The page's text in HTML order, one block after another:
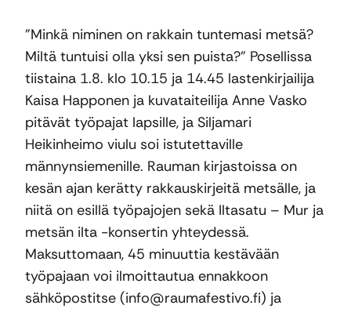
”Minkä niminen on rakkain tuntemasi metsä?
Miltä tuntuisi olla yksi sen puista?” Posellissa
tiistaina 1.8. klo 10.15 ja 14.45 lastenkirjailija
Kaisa Happonen ja kuvataiteilija Anne Vasko
pitävät työpajat lapsille, ja Siljamari
Heikinheimo viulu soi istutettaville
männynsiemenille. Rauman kirjastoissa on
kesän ajan kerätty rakkauskirjeitä metsälle, ja
niitä on esillä työpajojen sekä Iltasatu – Mur ja
metsän ilta -konsertin yhteydessä.
Maksuttomaan, 45 minuuttia kestävään
työpajaan voi ilmoittautua ennakkoon
sähköpostitse (info@raumafestivo.fi) ja